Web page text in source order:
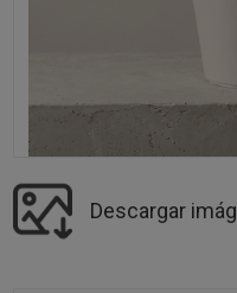
Descargar